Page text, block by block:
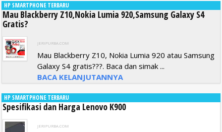
HP SMARTPHONE TERBARU
Mau Blackberry Z10,Nokia Lumia 920,Samsung Galaxy S4
Gratis?
JERIPURBA.COM
Mau Blackberry Z10, Nokia Lumia 920 atau Samsung
Galaxy S4 gratis???. Baca dan simak ...
BACA KELANJUTANNYA
HP SMARTPHONE TERBARU
Spesifikasi dan Harga Lenovo K900
JERIPURBA.COM